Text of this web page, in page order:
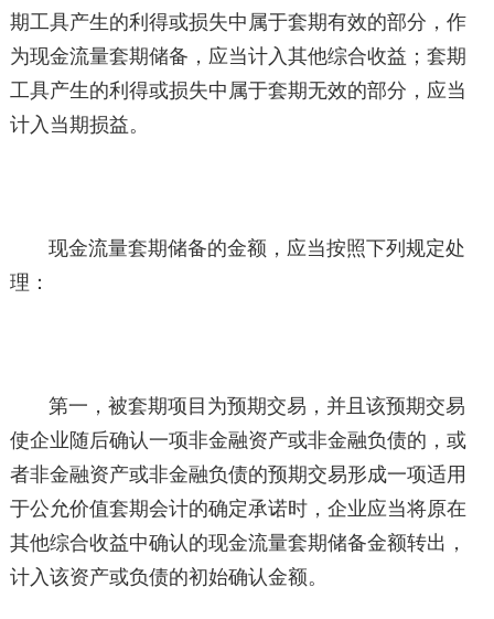
期工具产生的利得或损失中属于套期有效的部分，作
为现金流量套期储备，应当计入其他综合收益；套期
工具产生的利得或损失中属于套期无效的部分，应当
计入当期损益。
现金流量套期储备的金额，应当按照下列规定处
理：
第一，被套期项目为预期交易，并且该预期交易
使企业随后确认一项非金融资产或非金融负债的，或
者非金融资产或非金融负债的预期交易形成一项适用
于公允价值套期会计的确定承诺时，企业应当将原在
其他综合收益中确认的现金流量套期储备金额转出，
计入该资产或负债的初始确认金额。